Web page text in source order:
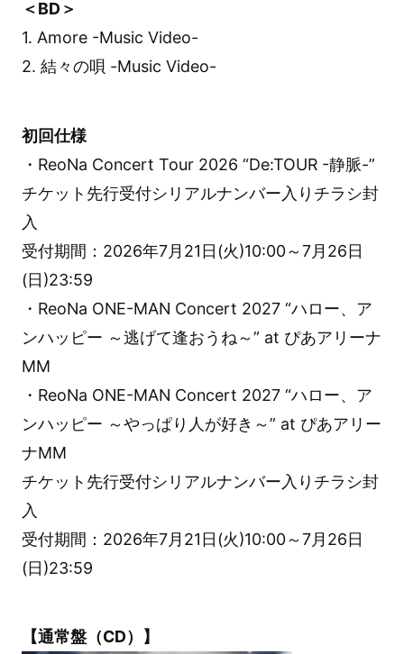
＜BD＞
1. Amore -Music Video-
2. 結々の唄 -Music Video-
初回仕様
・ReoNa Concert Tour 2026 “De:TOUR -静脈-”
チケット先行受付シリアルナンバー入りチラシ封
入
受付期間：2026年7月21日(火)10:00～7月26日
(日)23:59
・ReoNa ONE-MAN Concert 2027 “ハロー、ア
ンハッピー ～逃げて逢おうね～” at ぴあアリーナ
MM
・ReoNa ONE-MAN Concert 2027 “ハロー、ア
ンハッピー ～やっぱり人が好き～” at ぴあアリー
ナMM
チケット先行受付シリアルナンバー入りチラシ封
入
受付期間：2026年7月21日(火)10:00～7月26日
(日)23:59
【通常盤（CD）】